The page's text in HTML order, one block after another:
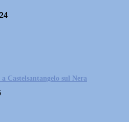
Castelsantangelo sul Nera